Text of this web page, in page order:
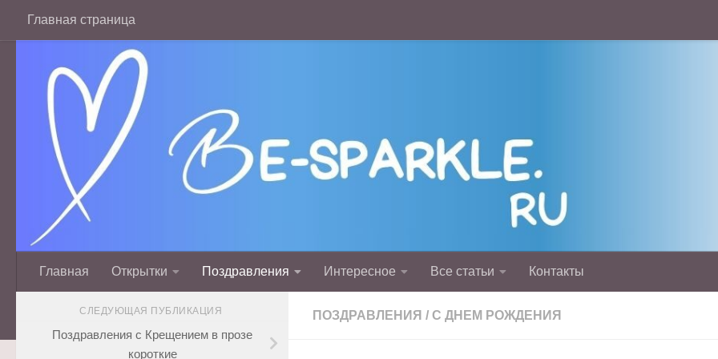
Перейти к содержимому
Главная страница
Главная Открытки Поздравления Интересное Все статьи Контакты
ПОЗДРАВЛЕНИЯ / С ДНЕМ РОЖДЕНИЯ
СЛЕДУЮЩАЯ ПУБЛИКАЦИЯ
Поздравления с Крещением в прозе
короткие